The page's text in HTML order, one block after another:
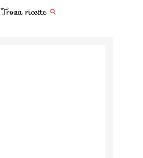
Trova ricette